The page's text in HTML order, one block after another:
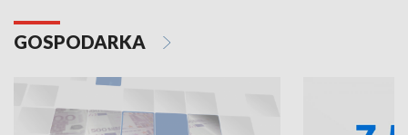
GOSPODARKA